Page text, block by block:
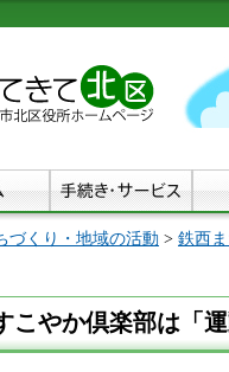
づくり・地域の活動 > 鉄西
こやか倶楽部は「